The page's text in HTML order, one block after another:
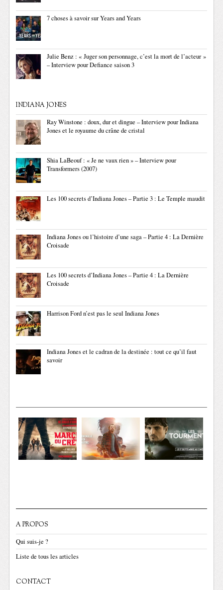
7 choses à savoir sur Years and Years
Julie Benz : « Juger son personnage, c’est la mort de l’acteur »
– Interview pour Defiance saison 3
INDIANA JONES
Ray Winstone : doux, dur et dingue – Interview pour Indiana
Jones et le royaume du crâne de cristal
Shia LaBeouf : « Je ne vaux rien » – Interview pour
Transformers (2007)
Les 100 secrets d’Indiana Jones – Partie 3 : Le Temple maudit
Indiana Jones ou l’histoire d’une saga – Partie 4 : La Dernière
Croisade
Les 100 secrets d’Indiana Jones – Partie 4 : La Dernière
Croisade
Harrison Ford n’est pas le seul Indiana Jones
Indiana Jones et le cadran de la destinée : tout ce qu’il faut
savoir
A PROPOS
Qui suis-je ?
Liste de tous les articles
CONTACT